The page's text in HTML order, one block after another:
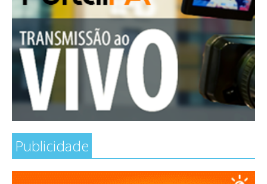
Publicidade